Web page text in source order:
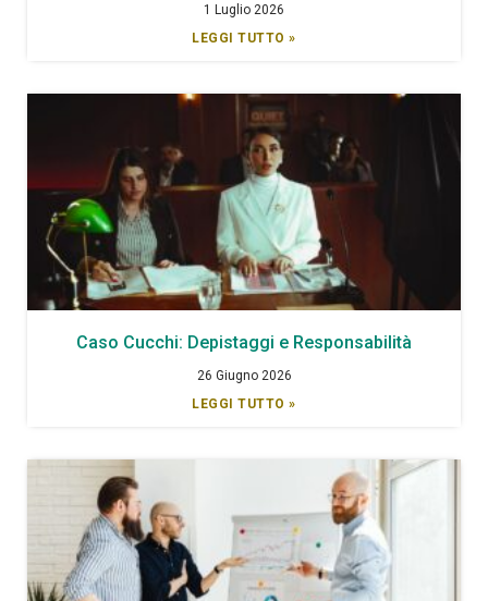
1 Luglio 2026
LEGGI TUTTO »
Caso Cucchi: Depistaggi e Responsabilità
26 Giugno 2026
LEGGI TUTTO »